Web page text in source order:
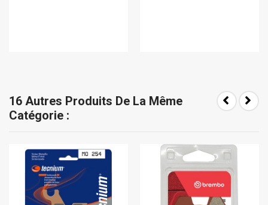
16 Autres Produits De La Même
Catégorie :